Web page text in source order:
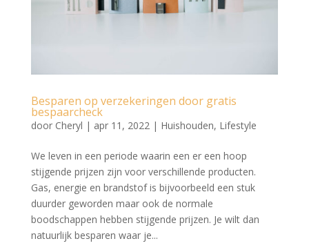
Besparen op verzekeringen door gratis
bespaarcheck
door Cheryl | apr 11, 2022| Huishouden, Lifestyle
We leven in een periode waarin een er een hoop
stijgende prijzen zijn voor verschillende producten.
Gas, energie en brandstof is bijvoorbeeld een stuk
duurder geworden maar ook de normale
boodschappen hebben stijgende prijzen. Je wilt dan
natuurlijk besparen waar je...